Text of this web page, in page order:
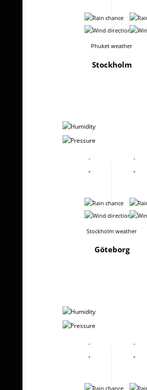
-
-
-
-
Phuket weather
Stockholm
-
-
-
-
-
-
-
-
-
-
Stockholm weather
Göteborg
-
-
-
-
-
-
-
-